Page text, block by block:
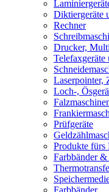
Diktiergeräte
Rechner
Drucker,
Laserpointer,
Loch-,
Prüfgeräte
Produkte fürs
Farbbänder